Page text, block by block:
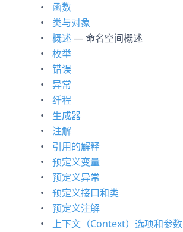
函数
类与对象
概述 — 命名空间概述
枚举
错误
异常
纤程
生成器
注解
引用的解释
预定义变量
预定义异常
预定义接口和类
预定义注解
上下文（Context）选项和参数